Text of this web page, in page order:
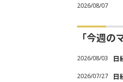
2026/08/07
「今週
2026/08/03 日
2026/07/27 日